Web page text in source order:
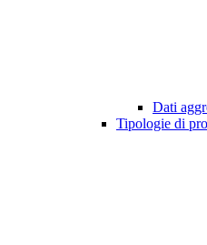
Dati
Tipologie di